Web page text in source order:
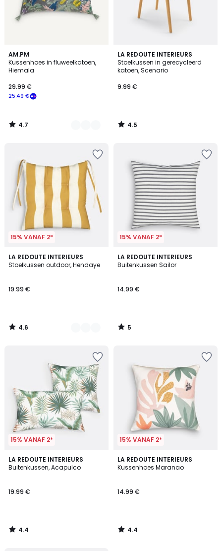
AM.PM
Kussenhoes in fluweelkatoen,
Hiemala
25.49 €
29.99 €
4.7
/ 5
2
Kleuren
4.7
/
LA REDOUTE INTERIEURS
Stoelkussen in gerecycleerd
katoen, Scenario
9.99 €
4.5
/ 5
4.5
/
15% VANAF 2*
LA REDOUTE INTERIEURS
Stoelkussen outdoor, Hendaye
19.99 €
4.6
/ 5
2
Kleuren
4.6
/
15% VANAF 2*
LA REDOUTE INTERIEURS
Buitenkussen Sailor
14.99 €
5
/
5
/
15% VANAF 2*
LA REDOUTE INTERIEURS
Buitenkussen, Acapulco
19.99 €
4.4
/ 5
4.4
/
15% VANAF 2*
LA REDOUTE INTERIEURS
Kussenhoes Maranao
14.99 €
4.4
/ 5
4.4
/